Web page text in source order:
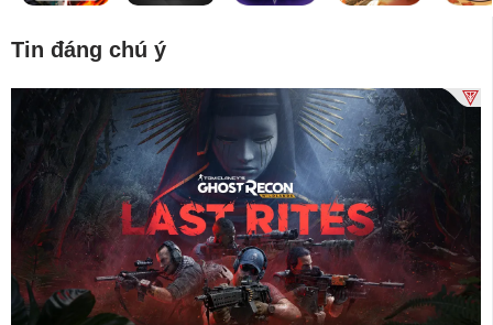
Tin đáng chú ý